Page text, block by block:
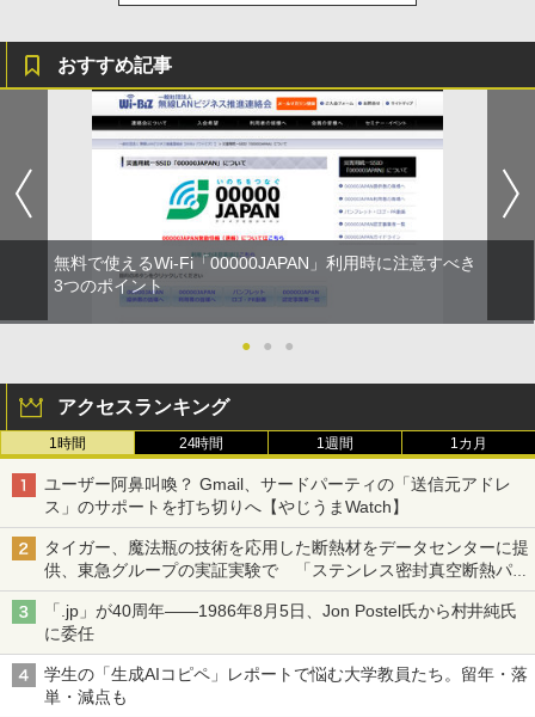
おすすめ記事
無料で使えるWi-Fi「00000JAPAN」利用時に注意すべき
3つのポイント
● ● ●
アクセスランキング
1時間 24時間 1週間 1カ月
ユーザー阿鼻叫喚？ Gmail、サードパーティの「送信元アドレ
ス」のサポートを打ち切りへ【やじうまWatch】
タイガー、魔法瓶の技術を応用した断熱材をデータセンターに提
供、東急グループの実証実験で 「ステンレス密封真空断熱パネ
ル TIVIP」
「.jp」が40周年――1986年8月5日、Jon Postel氏から村井純氏
に委任
学生の「生成AIコピペ」レポートで悩む大学教員たち。留年・落
単・減点も